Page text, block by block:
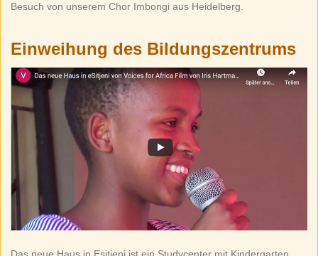
Besuch von unserem Chor Imbongi aus Heidelberg.
Einweihung des Bildungszentrums